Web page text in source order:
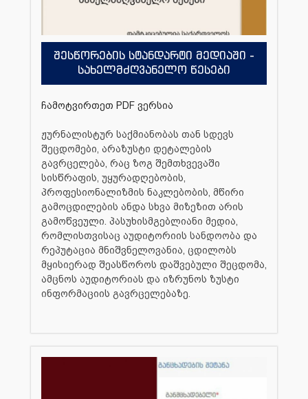
შესწორების სტანდარტი მედიაში -
სახელმძღვანელო წესები
ჩამოტვირთეთ PDF ვერსია
ჟურნალისტურ საქმიანობას თან სდევს
შეცდომები, არაზუსტი დეტალების
გავრცელება, რაც ზოგ შემთხვევაში
სისწრაფის, უყურადღებობის,
პროფესიონალიზმის ნაკლებობის, მწირი
გამოცდილების ანდა სხვა მიზეზით არის
გამოწვეული. პასუხისმგებლიანი მედია,
რომლისთვისაც აუდიტორიის სანდოობა და
რეპუტაცია მნიშვნელოვანია, ცდილობს
მყისიერად შეასწოროს დაშვებული შეცდომა,
ამცნოს აუდიტორიას და იზრუნოს ზუსტი
ინფორმაციის გავრცელებაზე.